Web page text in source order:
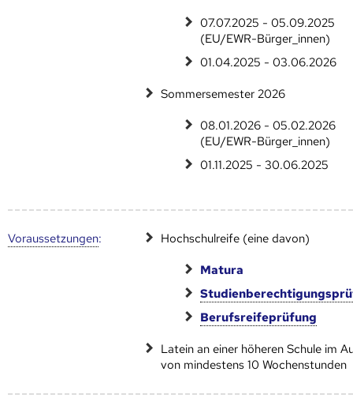
07.07.2025 - 05.09.2025
(EU/EWR-Bürger_innen)
01.04.2025 - 03.06.2026
Sommersemester 2026
08.01.2026 - 05.02.2026
(EU/EWR-Bürger_innen)
01.11.2025 - 30.06.2025
Voraus­setzungen: Hochschulreife (eine davon)
Matura
Berufsreifeprüfung
Latein an einer höheren Schule im
von mindestens 10 Wochenstunden